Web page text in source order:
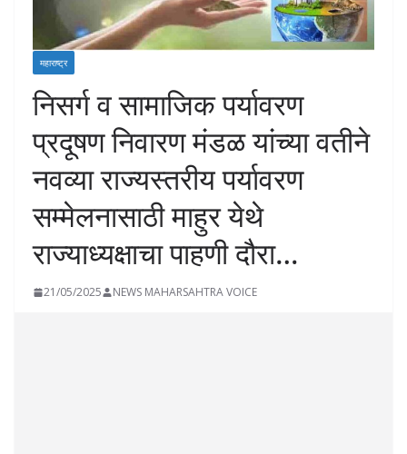
महाराष्ट्र
निसर्ग व सामाजिक पर्यावरण
प्रदूषण निवारण मंडळ यांच्या वतीने
नवव्या राज्यस्तरीय पर्यावरण
सम्मेलनासाठी माहुर येथे
राज्याध्यक्षाचा पाहणी दौरा…
21/05/2025 NEWS MAHARSAHTRA VOICE